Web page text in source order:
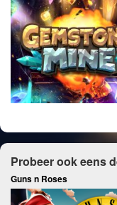
Probeer ook eens
Guns n Roses